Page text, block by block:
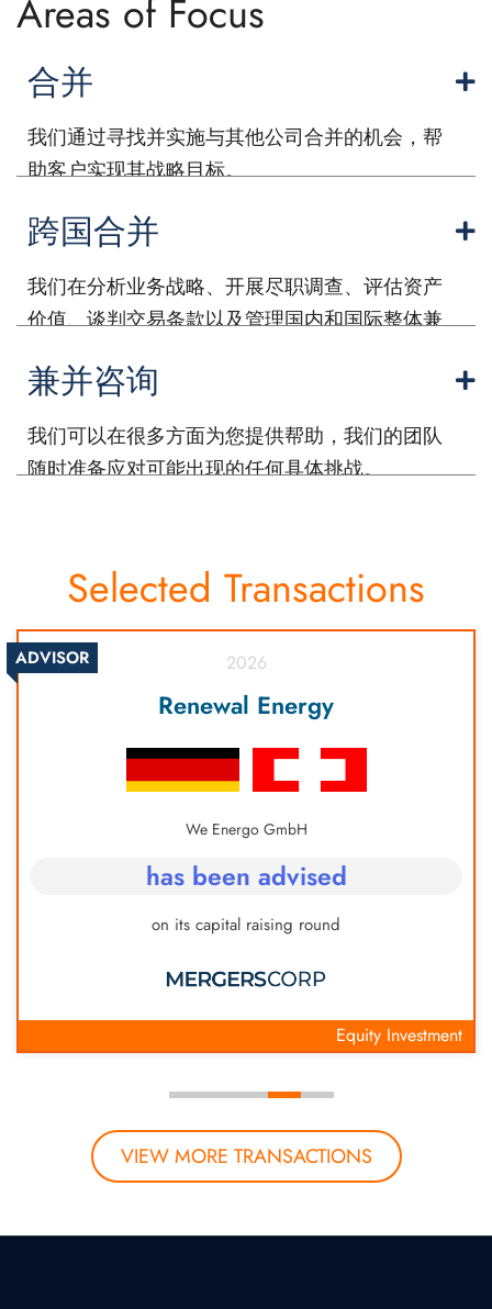
Areas of Focus
合并
我们通过寻找并实施与其他公司合并的机会，帮
助客户实现其战略目标。
跨国合并
我们在分析业务战略、开展尽职调查、评估资产
价值、谈判交易条款以及管理国内和国际整体兼
兼并咨询
我们可以在很多方面为您提供帮助，我们的团队
随时准备应对可能出现的任何具体挑战。
Selected Transactions
ADVISOR 2026
Renewal Energy
We Energo GmbH
has been advised
on its capital raising round
Equity Investment
VIEW MORE TRANSACTIONS